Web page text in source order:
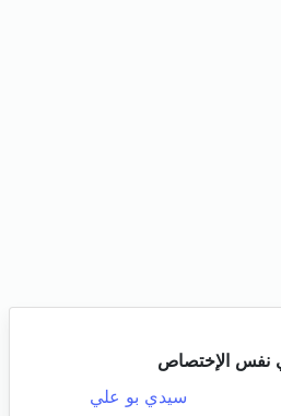
الإختصاص
سيدي بو علي